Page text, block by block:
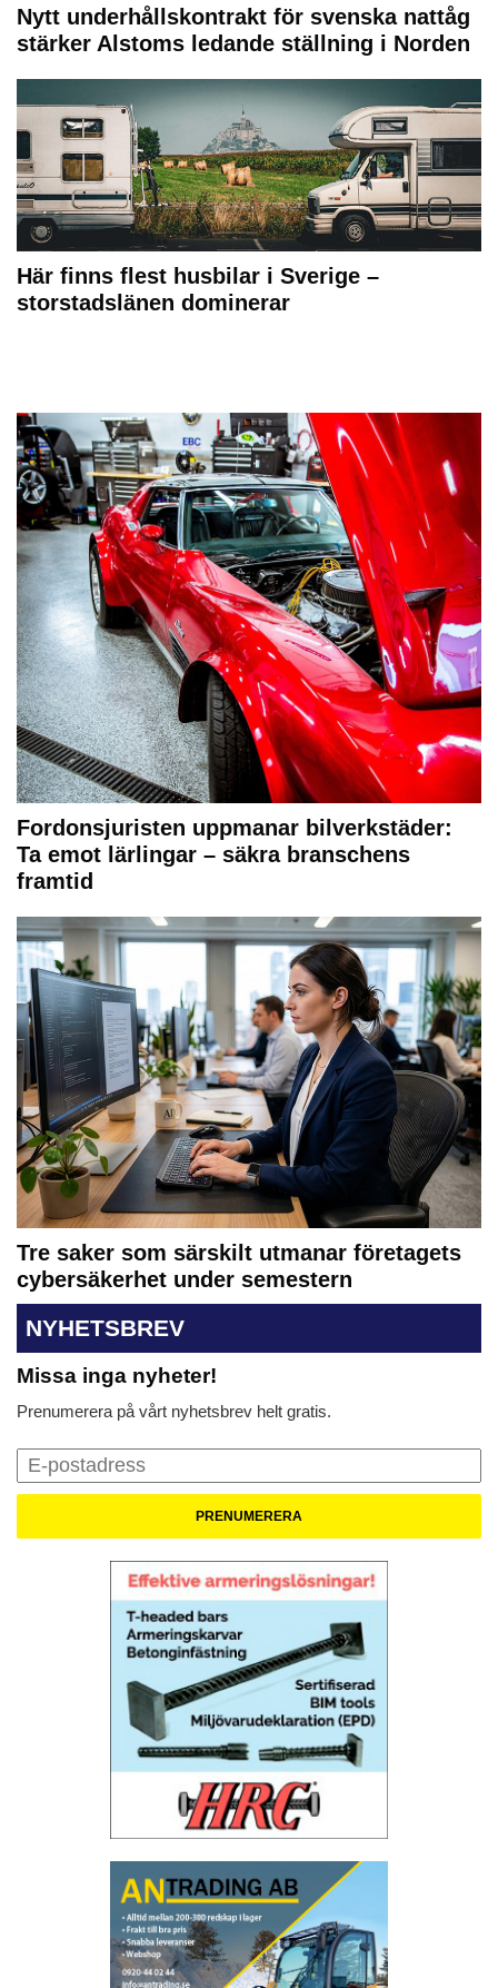
Nytt underhållskontrakt för svenska nattåg
stärker Alstoms ledande ställning i Norden
Här finns flest husbilar i Sverige –
storstadslänen dominerar
Fordonsjuristen uppmanar bilverkstäder:
Ta emot lärlingar – säkra branschens
framtid
Tre saker som särskilt utmanar företagets
cybersäkerhet under semestern
NYHETSBREV
Missa inga nyheter!
Prenumerera på vårt nyhetsbrev helt gratis.